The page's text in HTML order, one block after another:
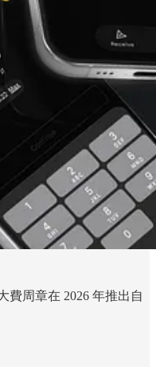
費周章在 2026 年推出自